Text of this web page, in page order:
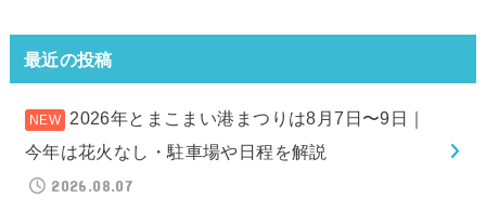
最近の投稿
2026年とまこまい港まつりは8月7日〜9日｜
今年は花火なし・駐車場や日程を解説
2026.08.07